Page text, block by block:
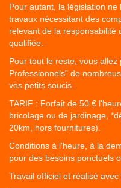
Pour autant, la législation
travaux nécessitant des
relevant de la responsabilité
qualifiée.
Pour tout le reste, vous
Professionnels" de
vos petits soucis.
TARIF : Forfait de 50 €
bricolage ou de jardinage,
20km, hors fournitures).
Conditions à l'heure, à la
pour des besoins ponctuels
Travail officiel et réalisé avec